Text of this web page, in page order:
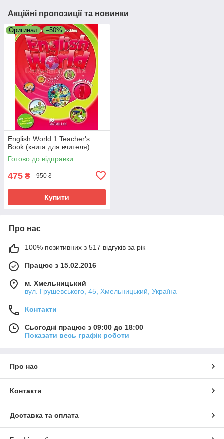
Акційні пропозиції та новинки
Оригинал –50%
English World 1 Teacher's
Book (книга для вчителя)
Готово до відправки
475 ₴ 950 ₴
Купити
Про нас
100% позитивних з 517 відгуків за рік
Працює з 15.02.2016
м. Хмельницький
вул. Грушевського, 45, Хмельницький, Україна
Контакти
Сьогодні працює з 09:00 до 18:00
Показати весь графік роботи
Про нас
Контакти
Доставка та оплата